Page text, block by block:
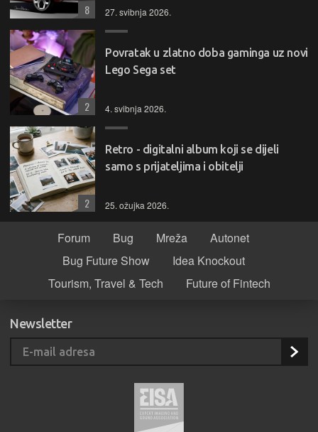
27. svibnja 2026.
8
Povratak u zlatno doba gaminga uz novi
Lego Sega set
4. svibnja 2026.
2
Retro - digitalni album koji se dijeli
samo s prijateljima i obitelji
25. ožujka 2026.
2
Forum Bug Mreža
Autonet
Bug Future Show
Idea Knockout
Tourism, Travel & Tech
Future of Fintech
Newsletter